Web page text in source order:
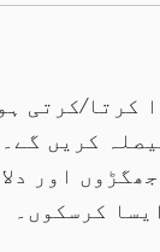
کرتا/کرتی
کریں
اور
کرسکوں۔